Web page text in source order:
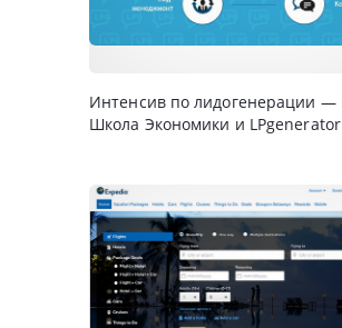
Интенсив по лидогенерации
Школа Экономики и LPgenerator